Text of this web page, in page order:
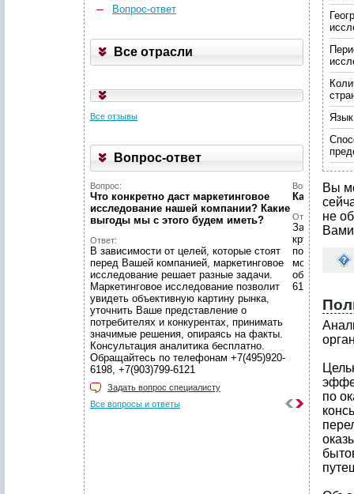
Вопрос-ответ
Все отрасли
Все отзывы
Вопрос-ответ
Вопрос:
Что конкретно даст маркетинговое
исследование нашей компании? Какие
выгоды мы c этого будем иметь?
Ответ:
В зависимости от целей, которые стоят
перед Вашей компанией, маркетинговое
исследование решает разные задачи.
Маркетинговое исследование позволит
увидеть объективную картину рынка,
уточнить Ваше представление о
потребителях и конкурентах, принимать
значимые решения, опираясь на факты.
Консультация аналитика бесплатно.
Обращайтесь по телефонам +7(495)920-
6198, +7(903)799-6121
Вопрос:
Какой у
Ответ:
Заявки с
по заявкам
обращений
6198,
Задать вопрос специалисту
Все вопросы и ответы
Вы
не
по